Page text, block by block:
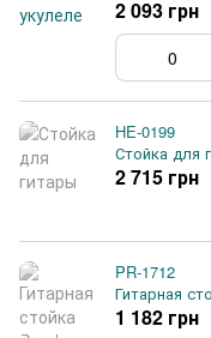
2 093 грн
HE-0199
Стойка для
2 715 грн
PR-1712
Гитарная
1 182 грн